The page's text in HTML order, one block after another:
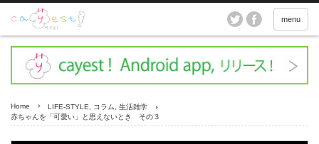
menu
Home LIFE-STYLE コラム
生活雑学
赤ちゃんを「可愛い」と思えないとき その３